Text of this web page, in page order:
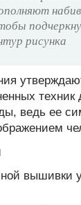
рисунка
техник
ведь ее
вышивки